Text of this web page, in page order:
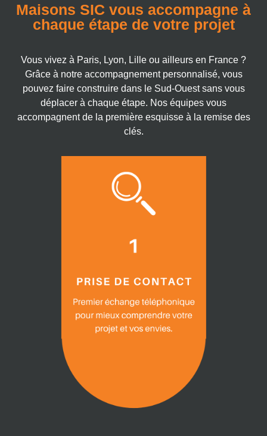
Maisons SIC vous accompagne à
chaque étape de votre projet
Vous vivez à Paris, Lyon, Lille ou ailleurs en France ?
Grâce à notre accompagnement personnalisé, vous
pouvez faire construire dans le Sud-Ouest sans vous
déplacer à chaque étape. Nos équipes vous
accompagnent de la première esquisse à la remise des
clés.